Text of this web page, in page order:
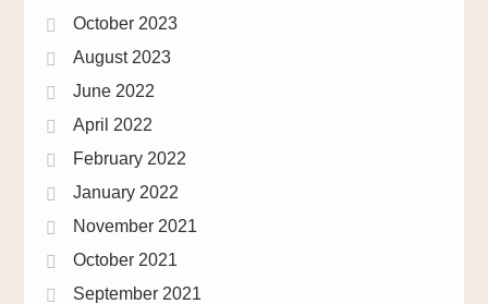
October 2023
August 2023
June 2022
April 2022
February 2022
January 2022
November 2021
October 2021
September 2021